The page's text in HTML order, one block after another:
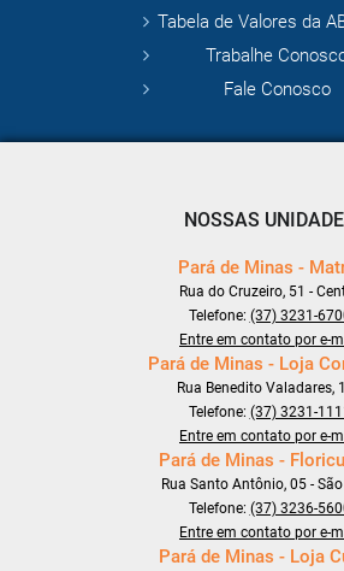
Tabela de Valores da
Trabalhe
Fale Conosco
NOSSAS
Pará de Minas -
Rua do Cruzeiro, 51 -
Telefone: (37) 3231-
Entre em contato por e-
Pará de Minas - Loja
Rua Benedito Valadares,
Telefone: (37) 3231-
Entre em contato por e-
Pará de Minas -
Rua Santo Antônio, 05 -
Telefone: (37) 3236-
Entre em contato por e-
Pará de Minas - Loja